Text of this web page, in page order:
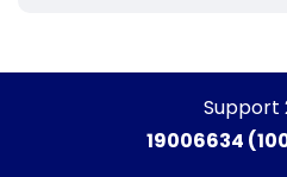
Support
19006634